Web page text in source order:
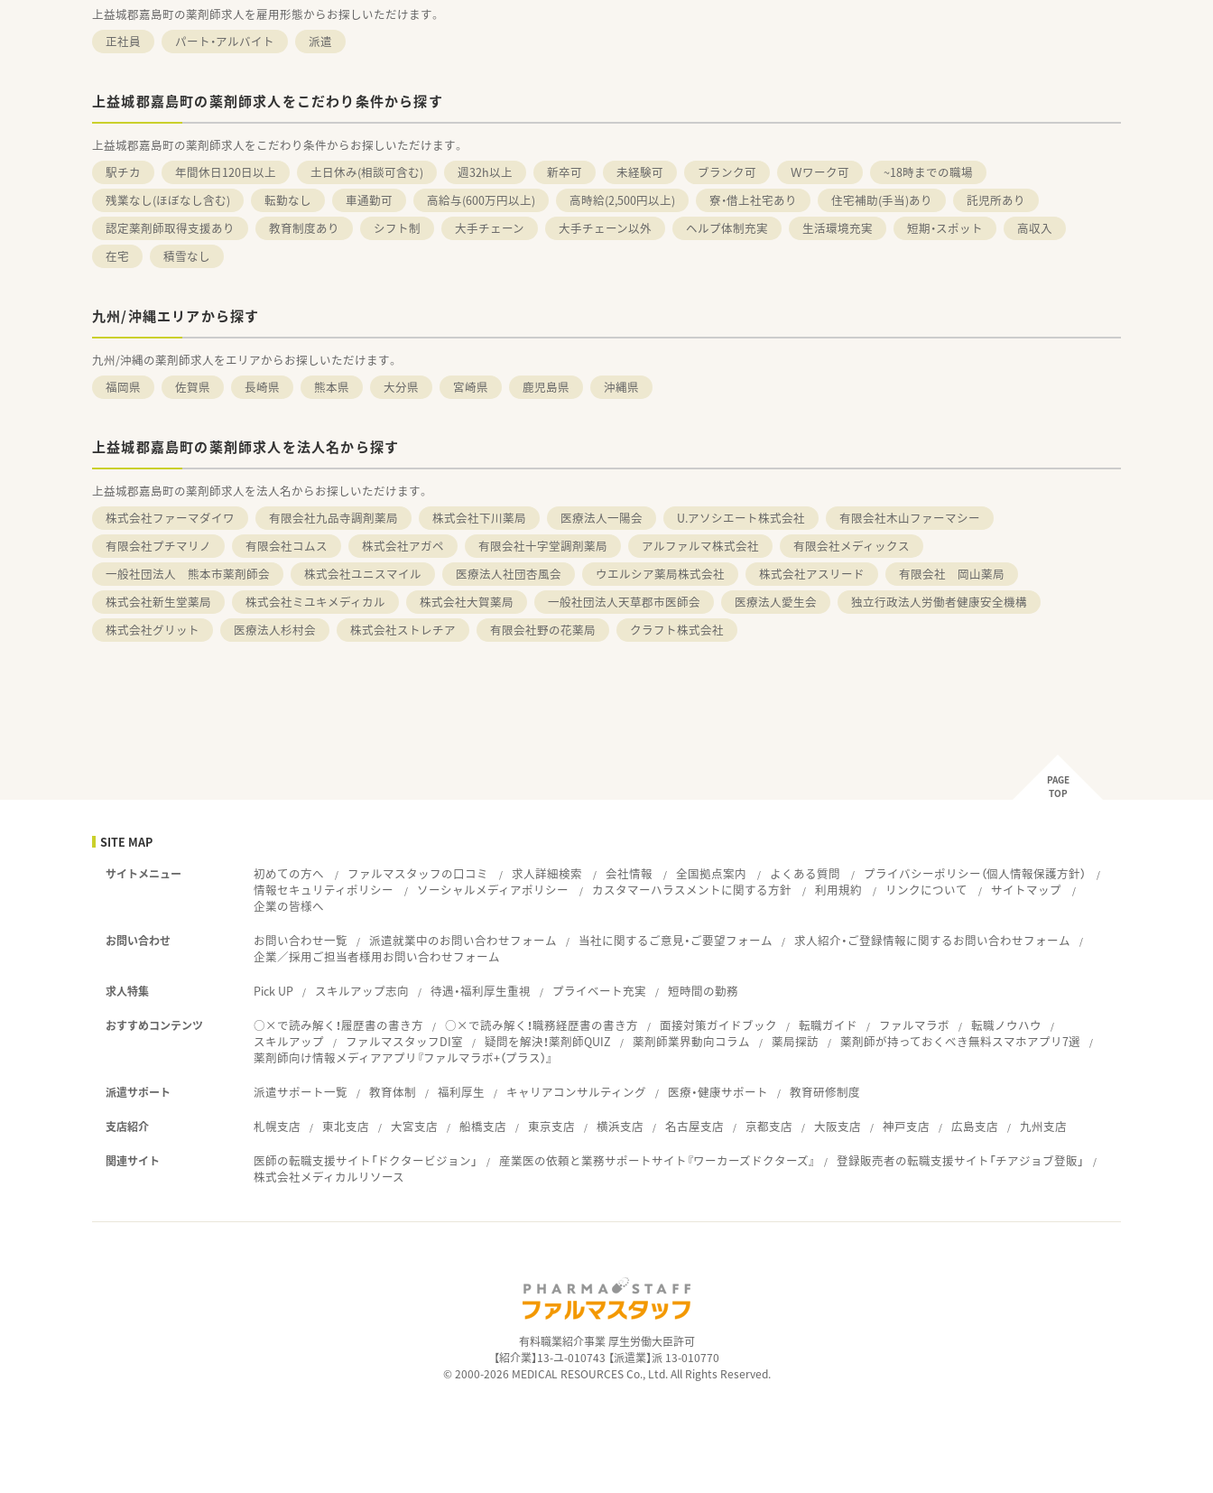
上益城郡嘉島町の薬剤師求人を雇用形態からお探しいただけます。
正社員
パート・アルバイト 派遣
上益城郡嘉島町の薬剤師求人をこだわり条件から探す
上益城郡嘉島町の薬剤師求人をこだわり条件からお探しいただけます。
駅チカ
年間休日120日以上 土日休み(相談可含む) 週32h以上 新卒可 未経験可 ブランク可 Ｗワーク可
~18時までの職場
残業なし(ほぼなし含む)
転勤なし 車通勤可 高給与(600万円以上) 高時給(2,500円以上) 寮・借上社宅あり 住宅補助(手当)あり
託児所あり
認定薬剤師取得支援あり
教育制度あり シフト制 大手チェーン 大手チェーン以外 ヘルプ体制充実 生活環境充実 短期・スポット
高収入
在宅
積雪なし
九州/沖縄エリアから探す
九州/沖縄の薬剤師求人をエリアからお探しいただけます。
福岡県
佐賀県 長崎県 熊本県 大分県 宮崎県 鹿児島県 沖縄県
上益城郡嘉島町の薬剤師求人を法人名から探す
上益城郡嘉島町の薬剤師求人を法人名からお探しいただけます。
株式会社ファーマダイワ
有限会社九品寺調剤薬局 株式会社下川薬局 医療法人一陽会 U.アソシエート株式会社
有限会社木山ファーマシー
有限会社プチマリノ
有限会社コムス 株式会社アガペ 有限会社十字堂調剤薬局 アルファルマ株式会社
有限会社メディックス
一般社団法人 熊本市薬剤師会
株式会社ユニスマイル 医療法人社団杏風会 ウエルシア薬局株式会社 株式会社アスリード
有限会社 岡山薬局
株式会社新生堂薬局
株式会社ミユキメディカル 株式会社大賀薬局 一般社団法人天草郡市医師会 医療法人愛生会
独立行政法人労働者健康安全機構
株式会社グリット
医療法人杉村会 株式会社ストレチア 有限会社野の花薬局 クラフト株式会社
PAGE
TOP
SITE MAP
サイトメニュー 初めての方へ ファルマスタッフの口コミ 求人詳細検索 会社情報 全国拠点案内 よくある質問
プライバシーポリシー（個人情報保護方針）
情報セキュリティポリシー
ソーシャルメディアポリシー カスタマーハラスメントに関する方針 利用規約 リンクについて
サイトマップ
企業の皆様へ
お問い合わせ お問い合わせ一覧 派遣就業中のお問い合わせフォーム 当社に関するご意見・ご要望フォーム
求人紹介・ご登録情報に関するお問い合わせフォーム
企業／採用ご担当者様用お問い合わせフォーム
求人特集 Pick UP スキルアップ志向 待遇・福利厚生重視 プライベート充実 短時間の勤務
おすすめコンテンツ ○×で読み解く！履歴書の書き方 ○×で読み解く！職務経歴書の書き方 面接対策ガイドブック 転職ガイド ファルマラボ
転職ノウハウ
スキルアップ
ファルマスタッフDI室 疑問を解決！薬剤師QUIZ 薬剤師業界動向コラム 薬局探訪
薬剤師が持っておくべき無料スマホアプリ7選
薬剤師向け情報メディアアプリ『ファルマラボ+（プラス）』
派遣サポート 派遣サポート一覧 教育体制 福利厚生 キャリアコンサルティング 医療・健康サポート 教育研修制度
支店紹介 札幌支店 東北支店 大宮支店 船橋支店 東京支店 横浜支店 名古屋支店 京都支店 大阪支店 神戸支店 広島支店 九州支店
関連サイト 医師の転職支援サイト「ドクタービジョン」 産業医の依頼と業務サポートサイト『ワーカーズドクターズ』
登録販売者の転職支援サイト「チアジョブ登販」
株式会社メディカルリソース
有料職業紹介事業 厚生労働大臣許可
【紹介業】13-ユ-010743 【派遣業】派 13-010770
© 2000-2026 MEDICAL RESOURCES Co., Ltd. All Rights Reserved.